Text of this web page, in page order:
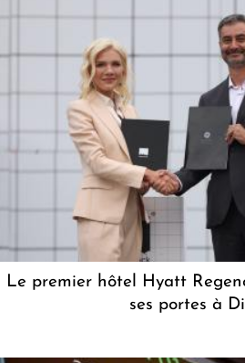
Le premier hôtel Hyatt
ses portes à